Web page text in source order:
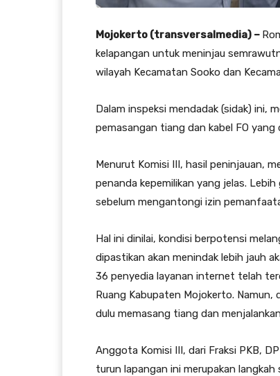
Mojokerto (transversalmedia) –
kelapangan untuk meninjau
wilayah Kecamatan Sooko dan
Dalam inspeksi mendadak (sidak) ini,
pemasangan tiang dan kabel FO
Menurut Komisi III, hasil peninjauan,
penanda kepemilikan yang jelas.
sebelum mengantongi izin
Hal ini dinilai, kondisi berpotensi
dipastikan akan menindak lebih jauh
36 penyedia layanan internet telah
Ruang Kabupaten Mojokerto.
dulu memasang tiang dan
Anggota Komisi III, dari Fraksi PKB,
turun lapangan ini merupakan